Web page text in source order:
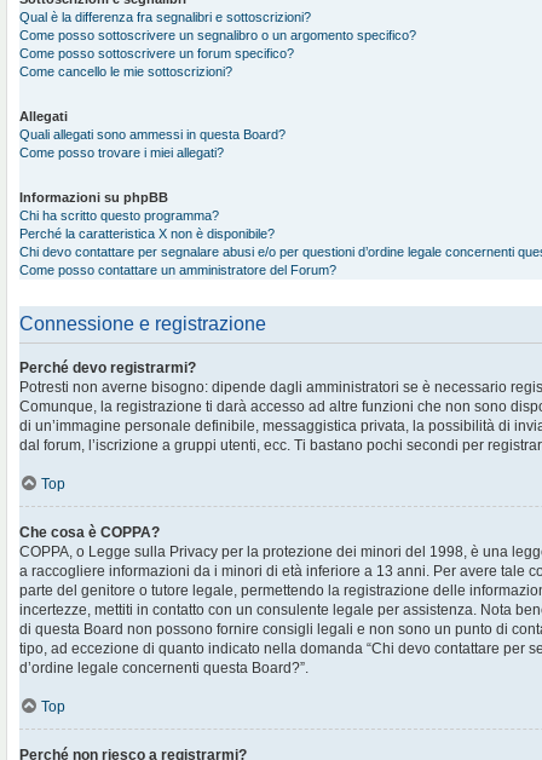
Qual è la differenza fra segnalibri e sottoscrizioni?
Come posso sottoscrivere un segnalibro o un argomento specifico?
Come posso sottoscrivere un forum specifico?
Come cancello le mie sottoscrizioni?
Allegati
Quali allegati sono ammessi in questa Board?
Come posso trovare i miei allegati?
Informazioni su phpBB
Chi ha scritto questo programma?
Perché la caratteristica X non è disponibile?
Chi devo contattare per segnalare abusi e/o per questioni d’ordine legale concernenti
Come posso contattare un amministratore del Forum?
Connessione e registrazione
Perché devo registrarmi?
Potresti non averne bisogno: dipende dagli amministratori se è necessario
Comunque, la registrazione ti darà accesso ad altre funzioni che non sono
di un’immagine personale definibile, messaggistica privata, la possibilità di
dal forum, l’iscrizione a gruppi utenti, ecc. Ti bastano pochi secondi per
Top
Che cosa è COPPA?
COPPA, o Legge sulla Privacy per la protezione dei minori del 1998, è una
a raccogliere informazioni da i minori di età inferiore a 13 anni. Per avere tale
parte del genitore o tutore legale, permettendo la registrazione delle
incertezze, mettiti in contatto con un consulente legale per assistenza. Nota
di questa Board non possono fornire consigli legali e non sono un punto di
tipo, ad eccezione di quanto indicato nella domanda “Chi devo contattare per
d’ordine legale concernenti questa Board?”.
Top
Perché non riesco a registrarmi?